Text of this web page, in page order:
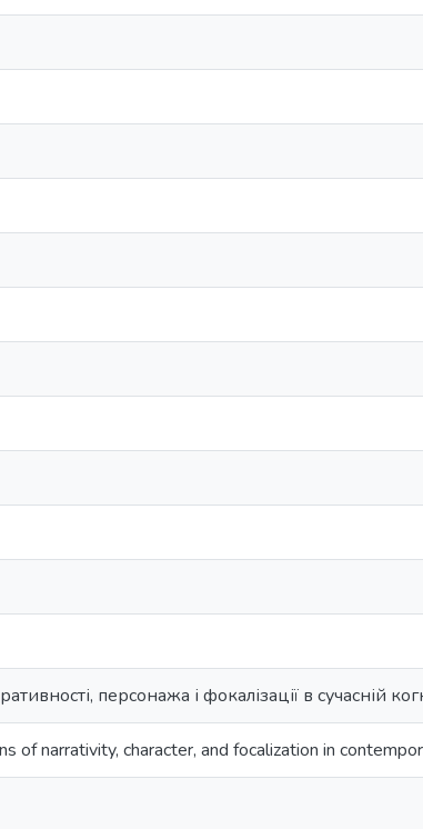
персонажа і фокалізації в сучасній
of narrativity, character, and focalization in